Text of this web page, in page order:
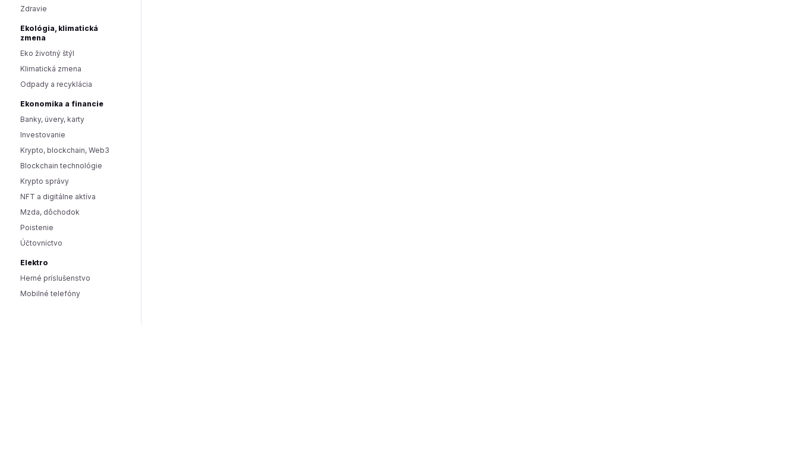
Zdravie
Ekológia, klimatická
zmena
Eko životný štýl
Klimatická zmena
Odpady a recyklácia
Ekonomika a financie
Banky, úvery, karty
Investovanie
Krypto, blockchain, Web3
Blockchain technológie
Krypto správy
NFT a digitálne aktíva
Mzda, dôchodok
Poistenie
Účtovníctvo
Elektro
Herné príslušenstvo
Mobilné telefóny